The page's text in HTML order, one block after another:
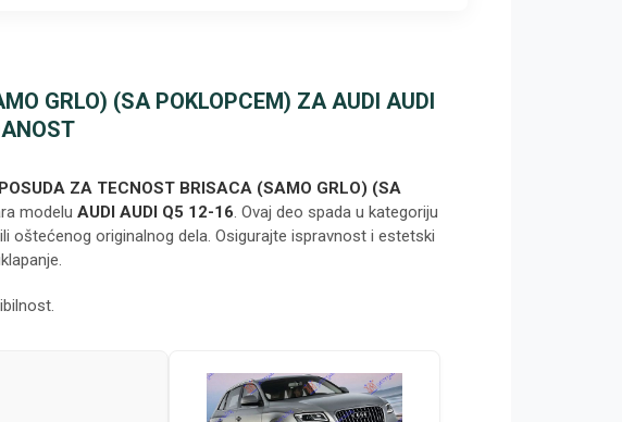
GRLO) (SA POKLOPCEM) ZA AUDI AUDI
POSUDA ZA TECNOST BRISACA (SAMO GRLO) (SA
modelu AUDI AUDI Q5 12-16. Ovaj deo spada u kategoriju
oštećenog originalnog dela. Osigurajte ispravnost i estetski